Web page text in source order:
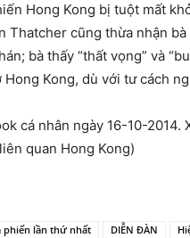
Hong Kong bị tuột mất
Thatcher cũng thừa nhận
bà thấy “thất vọng” và
Kong, dù với tư cách
cá nhân ngày 16-10-
quan Hong Kong)
phiến lần thứ nhất DIỄN ĐÀN